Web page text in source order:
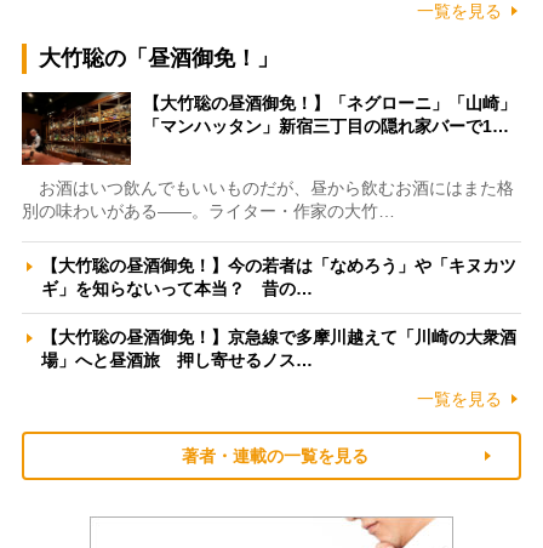
一覧を見る
大竹聡の「昼酒御免！」
【大竹聡の昼酒御免！】「ネグローニ」「山崎」
「マンハッタン」新宿三丁目の隠れ家バーで1…
お酒はいつ飲んでもいいものだが、昼から飲むお酒にはまた格
別の味わいがある――。ライター・作家の大竹…
【大竹聡の昼酒御免！】今の若者は「なめろう」や「キヌカツ
ギ」を知らないって本当？ 昔の…
【大竹聡の昼酒御免！】京急線で多摩川越えて「川崎の大衆酒
場」へと昼酒旅 押し寄せるノス…
一覧を見る
著者・連載の一覧を見る